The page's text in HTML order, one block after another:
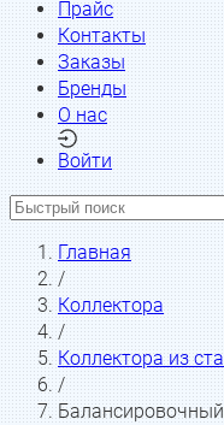
Прайс
Контакты
Заказы
Бренды
О нас
Войти
Главная
/
Коллектора
/
Коллектора из
/